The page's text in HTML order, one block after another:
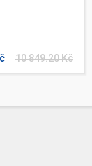
10 849.20 Kč